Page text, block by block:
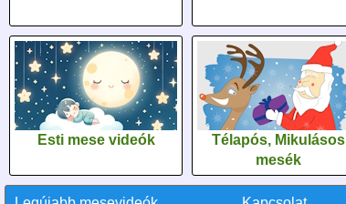
Esti mese videók
Télapós, Mikulásos
mesék